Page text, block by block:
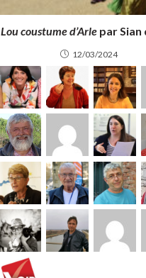
Lou coustume d’Arle par Sian
12/03/2024